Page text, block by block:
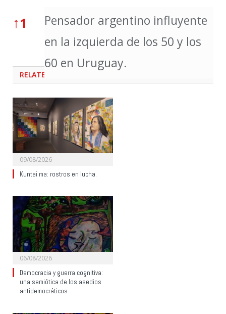
↑1
Pensador argentino influyente
en la izquierda de los 50 y los
60 en Uruguay.
RELATED
09/08/2026
Kuntai ma: rostros en lucha.
06/08/2026
Democracia y guerra cognitiva:
una semiótica de los asedios
antidemocráticos